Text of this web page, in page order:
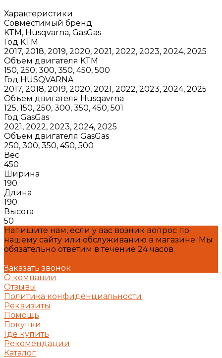
Характеристики
Совместимый бренд
KTM, Husqvarna, GasGas
Год KTM
2017, 2018, 2019, 2020, 2021, 2022, 2023, 2024, 2025
Объем двигателя KTM
150, 250, 300, 350, 450, 500
Год HUSQVARNA
2017, 2018, 2019, 2020, 2021, 2022, 2023, 2024, 2025
Объем двигателя Husqavrna
125, 150, 250, 300, 350, 450, 501
Год GasGas
2021, 2022, 2023, 2024, 2025
Объем двигателя GasGas
250, 300, 350, 450, 500
Вес
450
Ширина
190
Длина
190
Высота
50
Напишите нам, если у вас возник вопрос по
нашему сайту или обслуживанию в магазине. Мы
обязательно ответим в течение 24 часов.
Заказать звонок
О компании
Отзывы
Политика конфиденциальности
Реквизиты
Помощь
Покупки
Где купить
Рекомендации
Каталог